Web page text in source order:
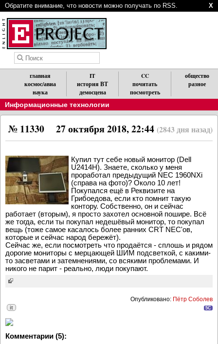
Обратите внимание, что новости можно получать по RSS. X
главная
космос/авиа
наука
IT
история ВТ
демосцена
CC
почитать
посмотреть
общество
разное
Информационные технологии
27 октября 2018, 22:44 (2843 дня назад)
№ 11330
Купил тут себе новый монитор (Dell
U2414H). Знаете, сколько у меня
проработал предыдущий NEC 1960NXi
(справа на фото)? Около 10 лет!
Покупался ещё в Реквизите на
Грибоедова, если кто помнит такую
контору. Собственно, он и сейчас
работает (вторым), я просто захотел основной пошире. Всё
же тогда, если ты покупал недешёвый монитор, то покупал
вещь (тоже самое касалось более ранних CRT NEC'ов,
которые и сейчас народ бережёт).
Сейчас же, если посмотреть что продаётся - сплошь и рядом
дорогие мониторы с мерцающей ШИМ подсветкой, с какими-
то засветами и затемнениями, со всякими проблемами. И
никого не парит - реально, люди покупают.
Опубликовано: Пётр Соболев
it 5C
Комментарии (5):